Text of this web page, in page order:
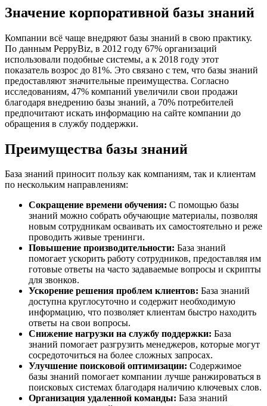
Значение корпоративной базы знаний
Компании всё чаще внедряют базы знаний в свою практику.
По данным PeppyBiz, в 2012 году 67% организаций
использовали подобные системы, а к 2018 году этот
показатель возрос до 81%. Это связано с тем, что базы знаний
предоставляют значительные преимущества. Согласно
исследованиям, 47% компаний увеличили свои продажи
благодаря внедрению базы знаний, а 70% потребителей
предпочитают искать информацию на сайте компании до
обращения в службу поддержки.
Преимущества базы знаний
База знаний приносит пользу как компаниям, так и клиентам
по нескольким направлениям:
Сокращение времени обучения: С помощью базы
знаний можно собрать обучающие материалы, позволяя
новым сотрудникам осваивать их самостоятельно и реже
проводить живые тренинги.
Повышение производительности: База знаний
помогает ускорить работу сотрудников, предоставляя им
готовые ответы на часто задаваемые вопросы и скрипты
для звонков.
Ускорение решения проблем клиентов: База знаний
доступна круглосуточно и содержит необходимую
информацию, что позволяет клиентам быстро находить
ответы на свои вопросы.
Снижение нагрузки на службу поддержки: База
знаний помогает разгрузить менеджеров, которые могут
сосредоточиться на более сложных запросах.
Улучшение поисковой оптимизации: Содержимое
базы знаний помогает компании лучше ранжироваться в
поисковых системах благодаря наличию ключевых слов.
Организация удаленной команды: База знаний